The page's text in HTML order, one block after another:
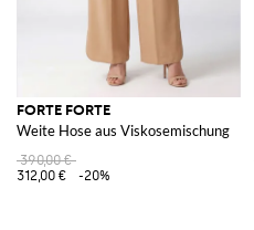
FORTE FORTE
Weite Hose aus Viskosemischung
390,00 €
312,00 €
-20%